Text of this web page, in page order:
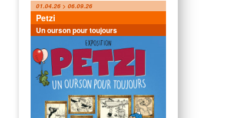
01.04.26 > 06.09.26
Petzi
Un ourson pour toujours